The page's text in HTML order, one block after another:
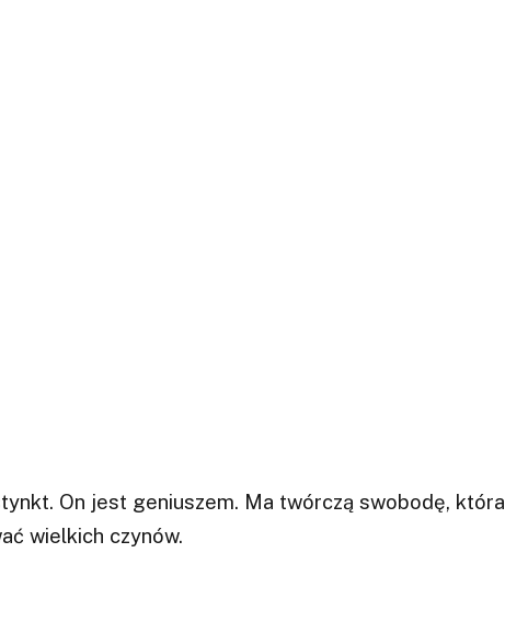
On jest geniuszem. Ma twórczą swobodę, która
wielkich czynów.